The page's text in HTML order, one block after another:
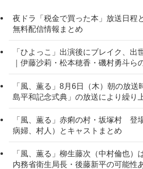
夜ドラ「税金で買った本」放送日程
無料配信情報まとめ
「ひよっこ」出演後にブレイク、出
｜伊藤沙莉・松本穂香・磯村勇斗ら
「風、薫る」8月6日（木）朝の放
島平和記念式典」の放送により繰り
「風、薫る」赤痢の村・坂塚村 登
病婦、村人）とキャストまとめ
「風、薫る」柳生藤次（中村倫也）
内務省衛生局長・後藤新平の可能性